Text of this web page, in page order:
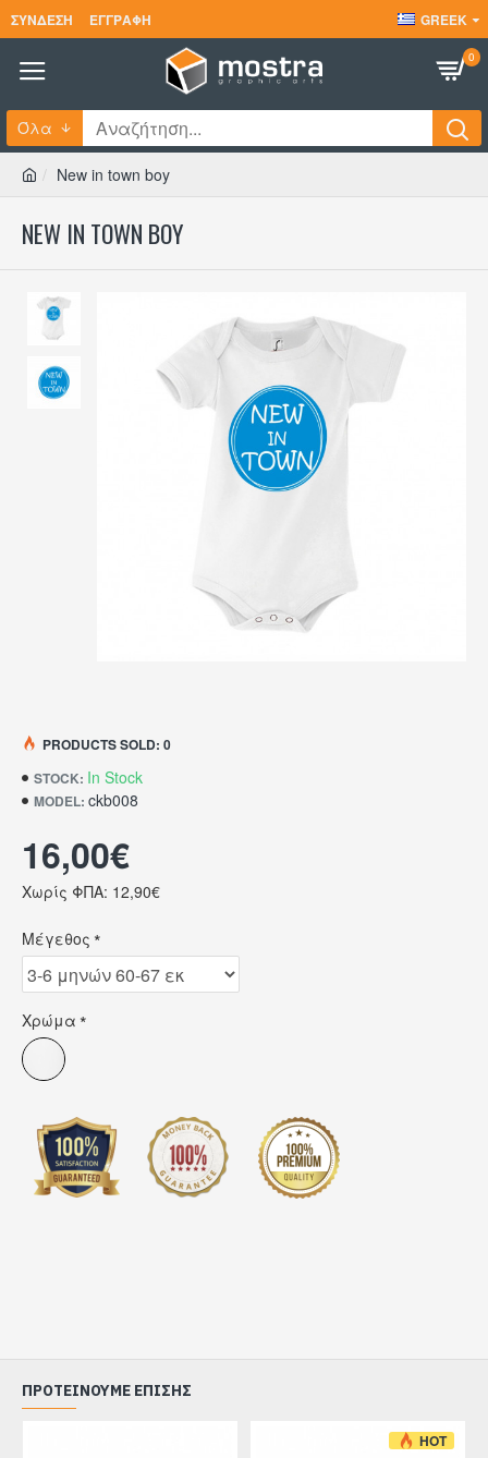
ΣΎΝΔΕΣΗ ΕΓΓΡΑΦΉ GREEK
0
Όλα
New in town boy
NEW IN TOWN BOY
STOCK: In Stock
MODEL: ckb008
PRODUCTS SOLD: 0
16,00€
Χωρίς ΦΠΑ: 12,90€
Μέγεθος
Χρώμα
ΠΡΟΤΕΊΝΟΥΜΕ ΕΠΊΣΗΣ
HOT